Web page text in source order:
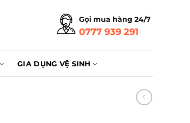
Gọi mua hàng 24/7
0777 939 291
GIA DỤNG VỆ SINH